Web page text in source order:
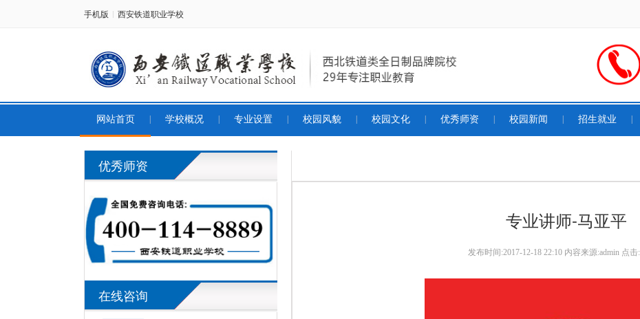
手机版 | 西安铁道职业学校
网站首页 学校概况 专业设置 校园风貌 校园文化 优秀师资 校园新闻 招生就业
优秀师资
在线咨询
专业讲师-马亚平
发布时间 :2017-12-18 22:10 内容来源:admin 点击: